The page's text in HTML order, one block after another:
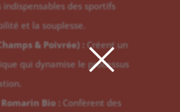
des sportifs
et la souplesse.
& Poivrée) : Créent un
qui dynamise le processus
Bio : Confèrent des
×